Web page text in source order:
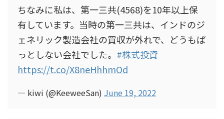
ちなみに私は、第一三共(4568)を10年以上保
有しています。当時の第一三共は、インドのジ
ェネリック製造会社の買収が外れで、どうもぱ
っとしない会社でした。 #株式投資
https://t.co/X8neHhhmOd
— kiwi (@KeeweeSan) June 19, 2022